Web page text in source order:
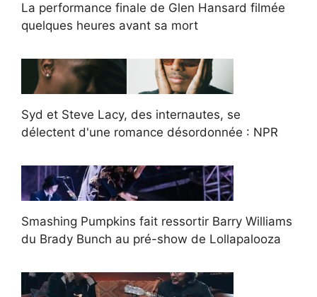
La performance finale de Glen Hansard filmée
quelques heures avant sa mort
Syd et Steve Lacy, des internautes, se
délectent d'une romance désordonnée : NPR
Smashing Pumpkins fait ressortir Barry Williams
du Brady Bunch au pré-show de Lollapalooza